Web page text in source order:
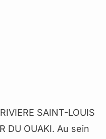
SAINT-LOUIS
DU OUAKI. Au sein